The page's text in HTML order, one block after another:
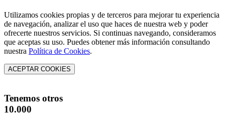
Utilizamos cookies propias y de terceros para mejorar tu experiencia
de navegación, analizar el uso que haces de nuestra web y poder
ofrecerte nuestros servicios. Si continuas navegando, consideramos
que aceptas su uso. Puedes obtener más información consultando
nuestra Política de Cookies.
ACEPTAR COOKIES
Tenemos otros
10.000